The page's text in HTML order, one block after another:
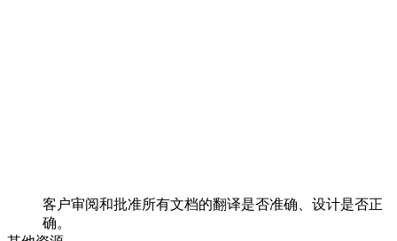
客户审阅和批准所有文档的翻译是否准确、设计是否正
确。